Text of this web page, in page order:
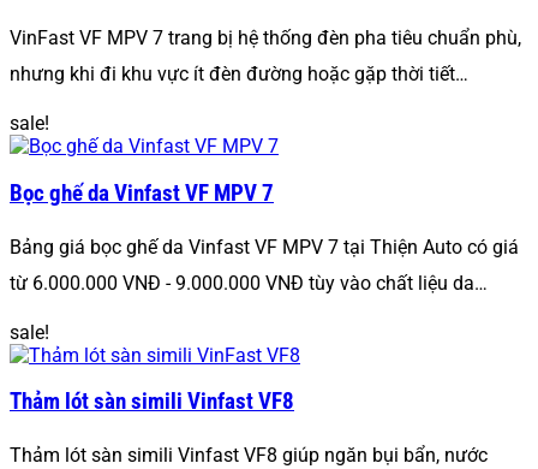
VinFast VF MPV 7 trang bị hệ thống đèn pha tiêu chuẩn phù,
nhưng khi đi khu vực ít đèn đường hoặc gặp thời tiết…
sale!
Bọc ghế da Vinfast VF MPV 7
Bảng giá bọc ghế da Vinfast VF MPV 7 tại Thiện Auto có giá
từ 6.000.000 VNĐ - 9.000.000 VNĐ tùy vào chất liệu da…
sale!
Thảm lót sàn simili Vinfast VF8
Thảm lót sàn simili Vinfast VF8 giúp ngăn bụi bẩn, nước